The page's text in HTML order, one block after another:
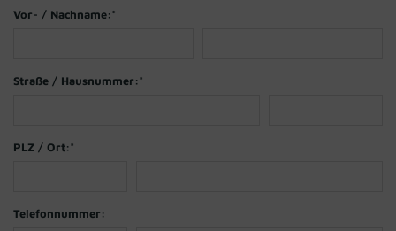
Vor- / Nachname:*
Straße / Hausnummer:*
PLZ / Ort:*
Telefonnummer: